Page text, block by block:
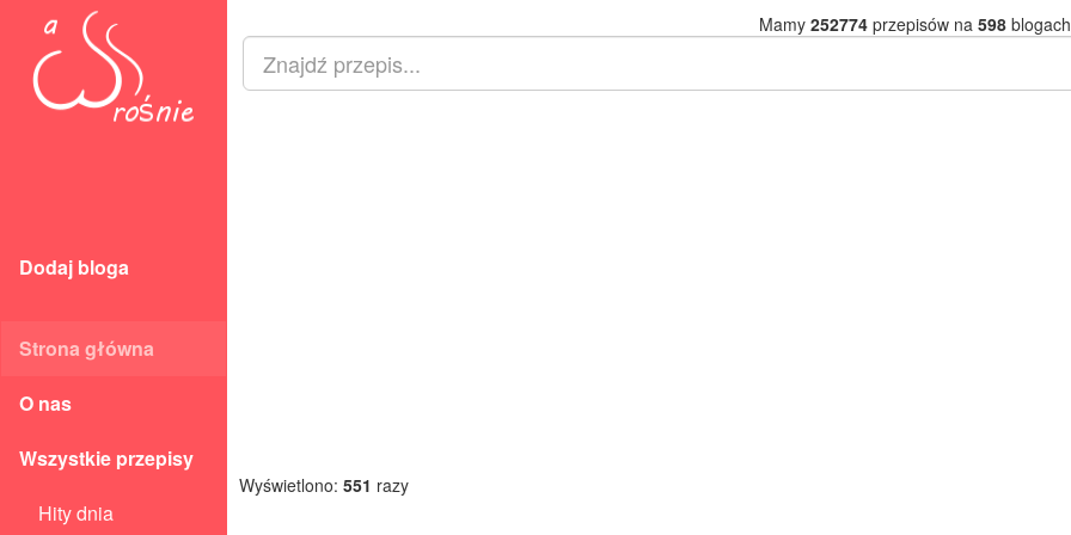
Dodaj bloga
Strona główna
O nas
Wszystkie przepisy
Hity dnia
Mamy 252774przepisów na 598
Wyświetlono: 551 razy